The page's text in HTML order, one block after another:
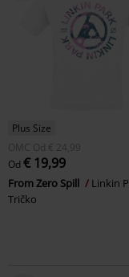
Plus Size
OMC Od € 24,99
Od € 19,99
From Zero Spill
Linkin
Tričko